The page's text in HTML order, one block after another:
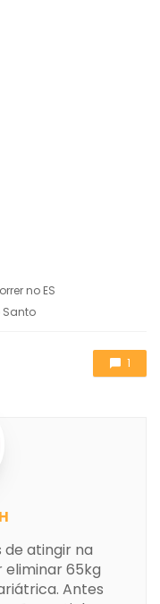
no ES
Santo
1
atingir na
eliminar 65kg
Antes